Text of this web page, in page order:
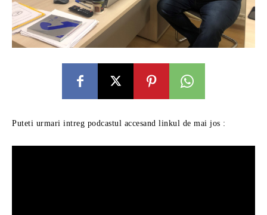
Puteti urmari intreg podcastul accesand linkul de mai jos :